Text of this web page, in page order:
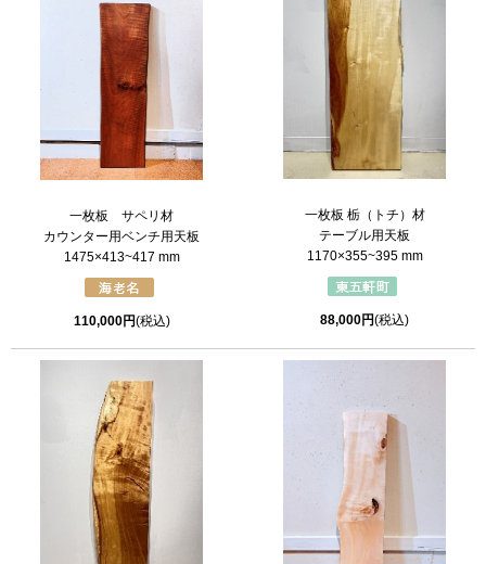
一枚板 サペリ材
カウンター用ベンチ用天板
1475×413~417 mm
110,000円(税込)
一枚板 栃（トチ）材
テーブル用天板
1170×355~395 mm
88,000円(税込)